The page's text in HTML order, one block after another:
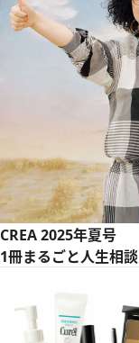
CREA 2025年夏号
1冊まるごと人生相談